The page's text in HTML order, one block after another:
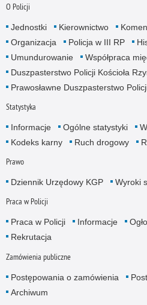
O Policji
Jednostki Kierownictwo
Organizacja
Policja w III RP
Umundurowanie
Współpraca
Duszpasterstwo Policji Kościoła
Prawosławne Duszpasterstwo
Statystyka
Informacje Ogólne statystyki
Kodeks karny
Ruch drogowy
Prawo
Dziennik Urzędowy KGP Wyroki
Praca w Policji
Praca w Policji Informacje
Rekrutacja
Zamówienia publiczne
Postępowania o zamówienia
Archiwum